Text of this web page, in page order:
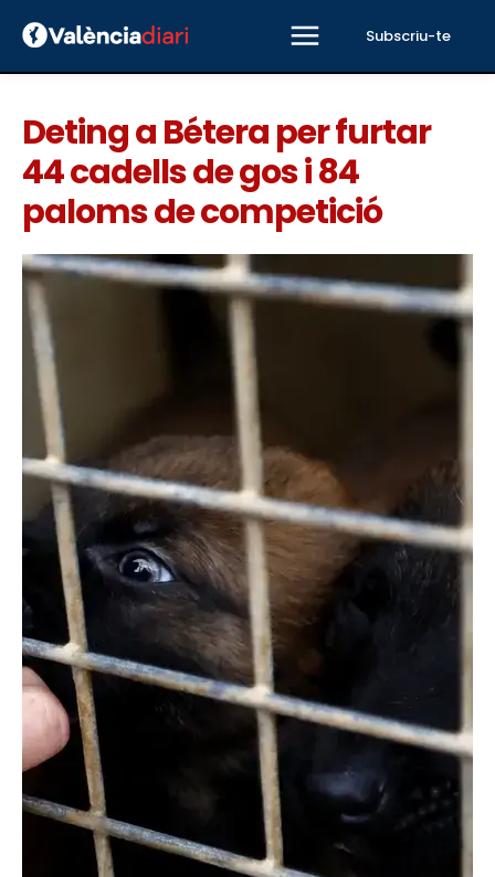
Subscriu-te
Deting a Bétera per furtar
44 cadells de gos i 84
paloms de competició